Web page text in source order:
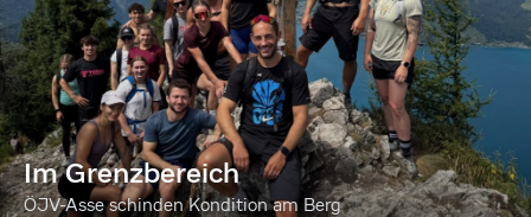
Im Grenzbereich
ÖJV-Asse schinden Kondition am Berg